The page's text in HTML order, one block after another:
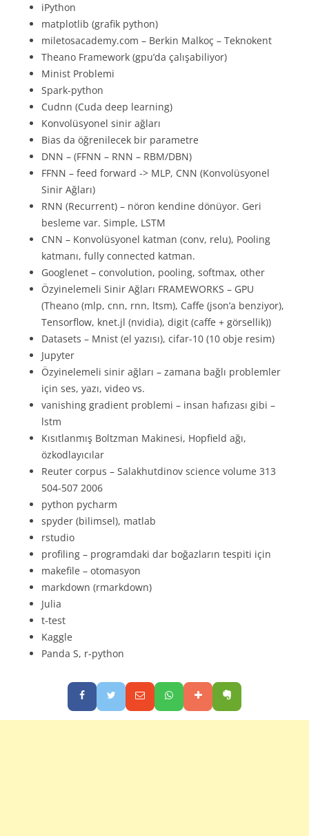
iPython
matplotlib (grafik python)
miletosacademy.com – Berkin Malkoç – Teknokent
Theano Framework (gpu’da çalışabiliyor)
Minist Problemi
Spark-python
Cudnn (Cuda deep learning)
Konvolüsyonel sinir ağları
Bias da öğrenilecek bir parametre
DNN – (FFNN – RNN – RBM/DBN)
FFNN – feed forward -> MLP, CNN (Konvolüsyonel
Sinir Ağları)
RNN (Recurrent) – nöron kendine dönüyor. Geri
besleme var. Simple, LSTM
CNN – Konvolüsyonel katman (conv, relu), Pooling
katmanı, fully connected katman.
Googlenet – convolution, pooling, softmax, other
Özyinelemeli Sinir Ağları FRAMEWORKS – GPU
(Theano (mlp, cnn, rnn, ltsm), Caffe (json’a benziyor),
Tensorflow, knet.jl (nvidia), digit (caffe + görsellik))
Datasets – Mnist (el yazısı), cifar-10 (10 obje resim)
Jupyter
Özyinelemeli sinir ağları – zamana bağlı problemler
için ses, yazı, video vs.
vanishing gradient problemi – insan hafızası gibi –
lstm
Kısıtlanmış Boltzman Makinesi, Hopfield ağı,
özkodlayıcılar
Reuter corpus – Salakhutdinov science volume 313
504-507 2006
python pycharm
spyder (bilimsel), matlab
rstudio
profiling – programdaki dar boğazların tespiti için
makefile – otomasyon
markdown (rmarkdown)
Julia
t-test
Kaggle
Panda S, r-python